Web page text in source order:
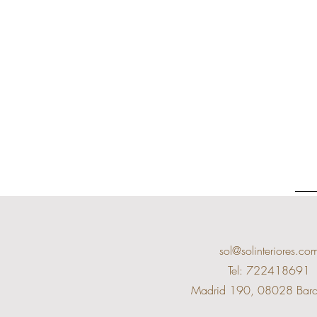
Tel: 722418691
Madrid 190, 08028